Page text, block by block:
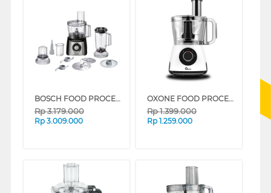
BOSCH FOOD PROCESSOR MCM3501M
Rp3.179.000
Rp 3.009.000
OXONE FOOD PROCESSOR OX-293
Rp1.399.000
Rp 1.259.000